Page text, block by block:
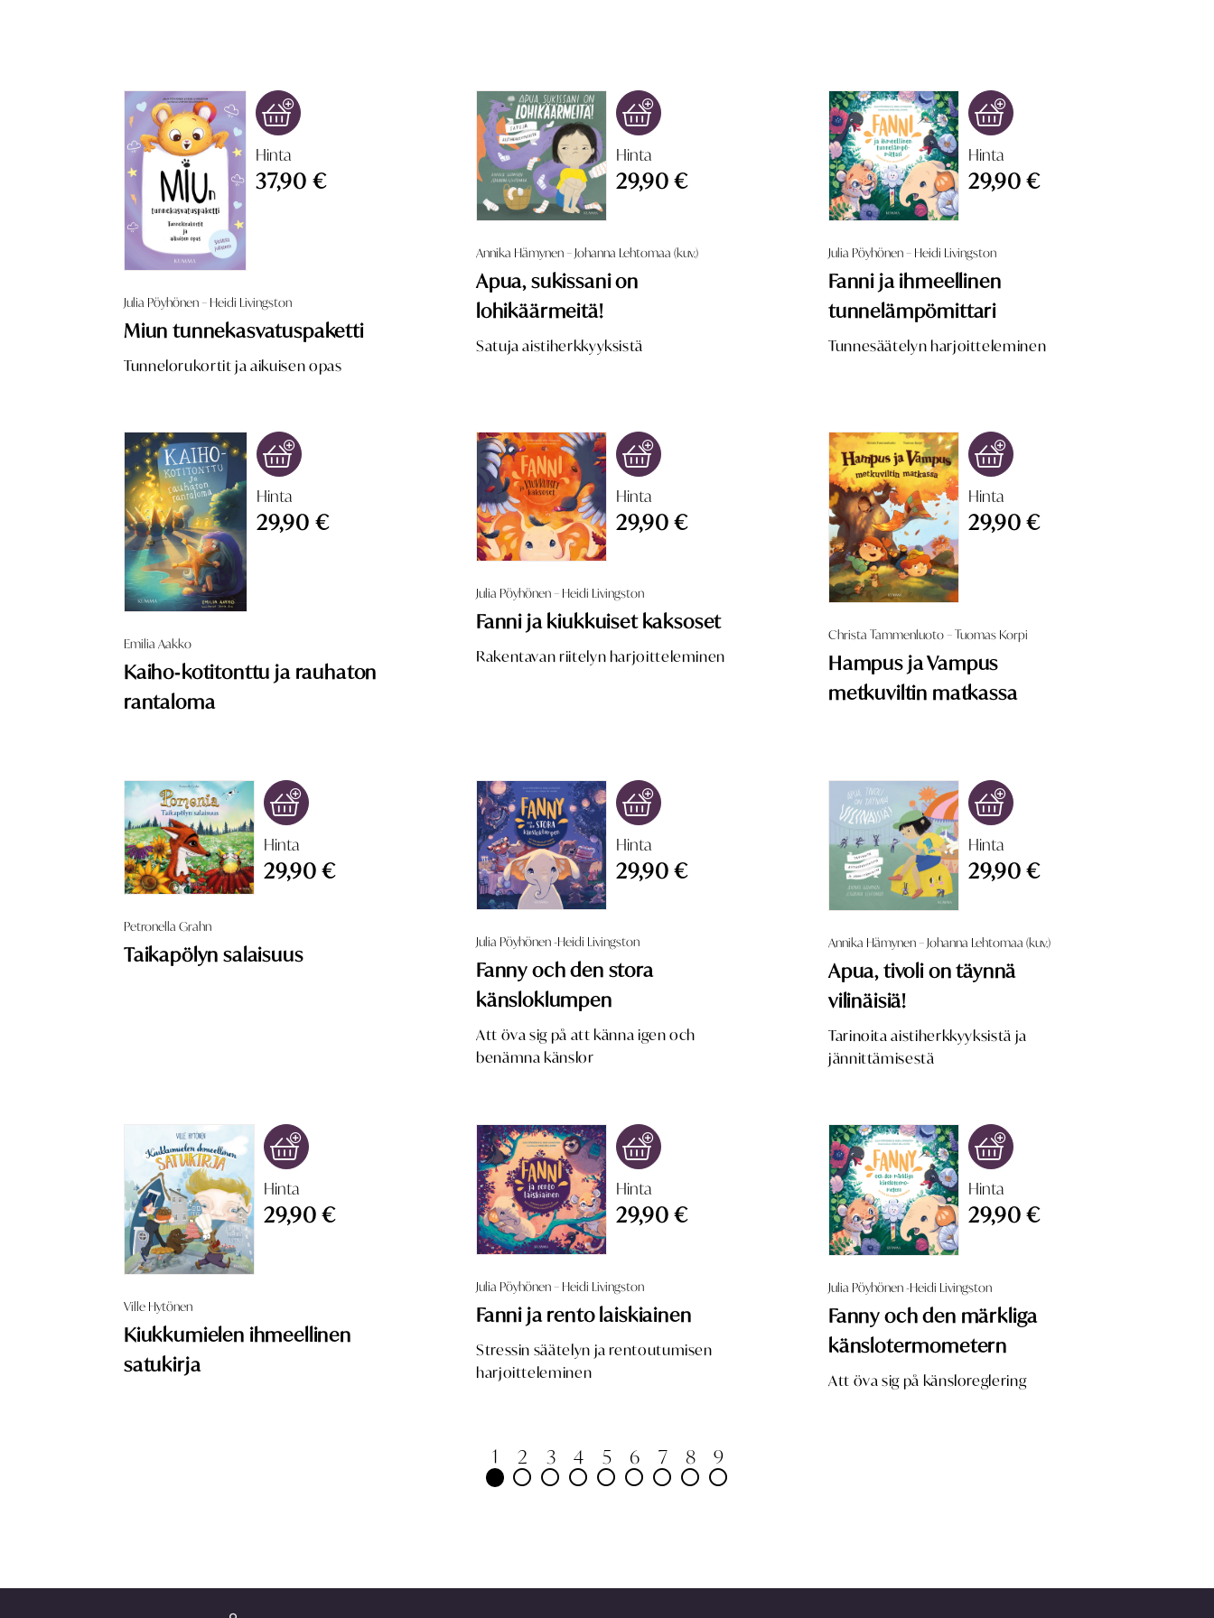
Hinta
37,90 €
Julia Pöyhönen – Heidi Livingston
Miun tunnekasvatuspaketti
Tunnelorukortit ja aikuisen opas
Hinta
29,90 €
Annika Hämynen – Johanna Lehtomaa (kuv.)
Apua, sukissani on
lohikäärmeitä!
Satuja aistiherkkyyksistä
Hinta
29,90 €
Julia Pöyhönen – Heidi Livingston
Fanni ja ihmeellinen
tunnelämpömittari
Tunnesäätelyn harjoitteleminen
Hinta
29,90 €
Emilia Aakko
Kaiho‑kotitonttu ja rauhaton
rantaloma
Hinta
29,90 €
Julia Pöyhönen – Heidi Livingston
Fanni ja kiukkuiset kaksoset
Rakentavan riitelyn harjoitteleminen
Hinta
29,90 €
Christa Tammenluoto – Tuomas Korpi
Hampus ja Vampus
metkuviltin matkassa
Hinta
29,90 €
Petronella Grahn
Taikapölyn salaisuus
Hinta
29,90 €
Julia Pöyhönen -Heidi Livingston
Fanny och den stora
känsloklumpen
Att öva sig på att känna igen och
benämna känslor
Hinta
29,90 €
Annika Hämynen – Johanna Lehtomaa (kuv.)
Apua, tivoli on täynnä
vilinäisiä!
Tarinoita aistiherkkyyksistä ja
jännittämisestä
Hinta
29,90 €
Ville Hytönen
Kiukkumielen ihmeellinen
satukirja
Hinta
29,90 €
Julia Pöyhönen – Heidi Livingston
Fanni ja rento laiskiainen
Stressin säätelyn ja rentoutumisen
harjoitteleminen
Hinta
29,90 €
Julia Pöyhönen -Heidi Livingston
Fanny och den märkliga
känslotermometern
Att öva sig på känsloreglering
1 2 3 4 5 6 7 8 9